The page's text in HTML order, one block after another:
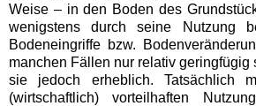
Weise – in den Boden des
wenigstens durch seine Nutzung
Bodeneingriffe bzw.
manchen Fällen nur relativ geringfügig
sie jedoch erheblich. Tatsächlich
(wirtschaftlich) vorteilhaften